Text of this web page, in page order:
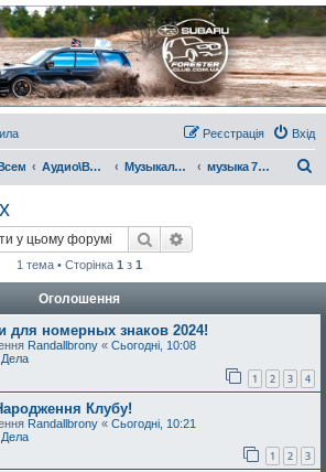
Subaru Forester. Клубные покатушки на природе и
от партнеров и просто много общения с друзьями.
Drive.
Вхід
Реєстрація
Аудио\Видео\РС Музыкальный киоскъ музыка 70х - 90х
Пошук
1 тема • Сторінка 1 з 1
Оголошення
для номерных знаков 2024!
Randallbrony « Сьогодні, 10:08
1 2 3 4
Клубу!
Randallbrony « Сьогодні, 10:21
1 2 3